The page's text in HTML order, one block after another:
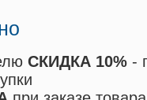
СКИДКА 10% -